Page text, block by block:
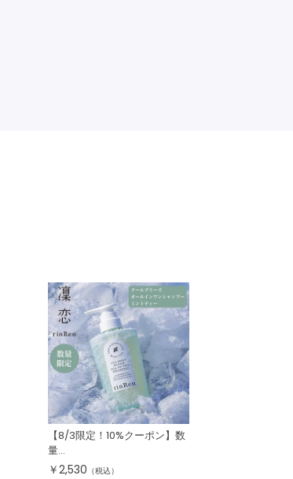
【8/3限定！10%クーポン】数
量...
￥2,530 （税込）